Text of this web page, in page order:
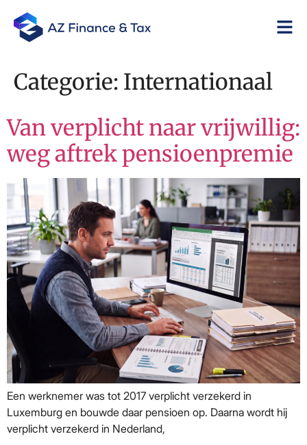
Categorie: Internationaal
Van verplicht naar vrijwillig:
weg aftrek pensioenpremie
Een werknemer was tot 2017 verplicht verzekerd in
Luxemburg en bouwde daar pensioen op. Daarna wordt hij
verplicht verzekerd in Nederland,